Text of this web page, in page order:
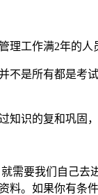
理工作满2年的
是所有都是
识的复和巩固
需要我们自己
。如果你有条